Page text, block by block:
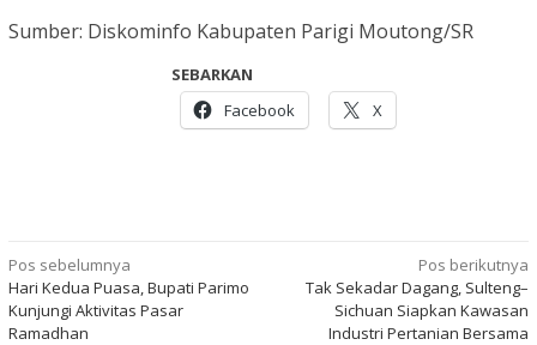
Sumber: Diskominfo Kabupaten Parigi Moutong/SR
SEBARKAN
Facebook
X
Navigasi
pos
Pos sebelumnya
Hari Kedua Puasa, Bupati Parimo
Kunjungi Aktivitas Pasar
Ramadhan
Pos berikutnya
Tak Sekadar Dagang, Sulteng–
Sichuan Siapkan Kawasan
Industri Pertanian Bersama